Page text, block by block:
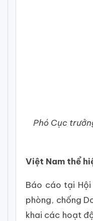
Phó Cục
Việt Nam thể
Báo cáo tại Hội
phòng, chống
khai các hoạt